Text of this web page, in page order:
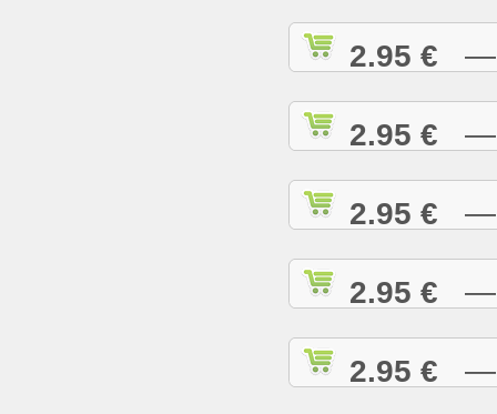
2.95 € —
2.95 € —
2.95 € —
2.95 € —
2.95 € —